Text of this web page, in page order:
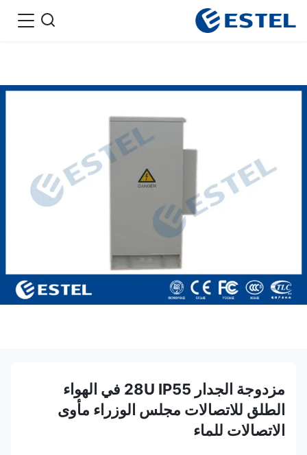
مزدوجة الجدار 28U IP55 في الهواء
الطلق للاتصالات مجلس الوزراء مأوى
الاتصالات للماء